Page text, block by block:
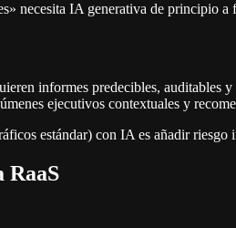
necesita IA generativa de principio
informes predecibles,
ejecutivos contextuales y
estándar) con IA es añadir